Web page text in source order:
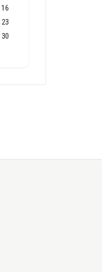
16
23
30